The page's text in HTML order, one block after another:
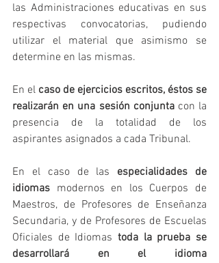
las Administraciones educativas en sus
respectivas convocatorias, pudiendo
utilizar el material que asimismo se
determine en las mismas.
En el caso de ejercicios escritos, éstos se
realizarán en una sesión conjunta con la
presencia de la totalidad de los
aspirantes asignados a cada Tribunal.
En el caso de las especialidades de
idiomas modernos en los Cuerpos de
Maestros, de Profesores de Enseñanza
Secundaria, y de Profesores de Escuelas
Oficiales de Idiomas toda la prueba se
desarrollará en el idioma